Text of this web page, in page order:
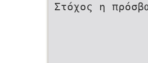
Στόχος η